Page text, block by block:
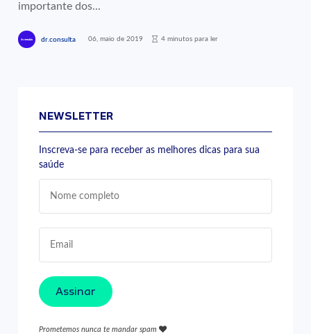
importante dos...
dr.consulta 06, maio de 2019 4 minutos para ler
NEWSLETTER
Inscreva-se para receber as melhores dicas para sua
saúde
Assinar
Prometemos nunca te mandar spam